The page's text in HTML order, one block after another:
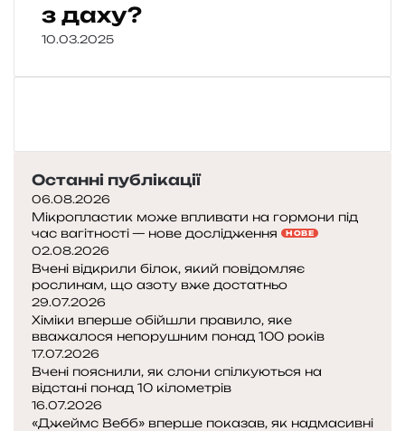
з даху?
10.03.2025
Останні публікації
06.08.2026
Мікропластик може впливати на гормони під
час вагітності — нове дослідження
НОВЕ
02.08.2026
Вчені відкрили білок, який повідомляє
рослинам, що азоту вже достатньо
29.07.2026
Хіміки вперше обійшли правило, яке
вважалося непорушним понад 100 років
17.07.2026
Вчені пояснили, як слони спілкуються на
відстані понад 10 кілометрів
16.07.2026
«Джеймс Вебб» вперше показав, як надмасивні